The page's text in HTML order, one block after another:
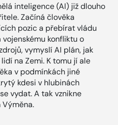
inteligence (AI) již dlouho
Začíná člověka
pozic a přebírat vládu
konfliktu o
vymyslí AI plán, jak
na Zemi. K tomu jí ale
v podmínkách jiné
kdesi v hlubinách
vydat. A tak vznikne